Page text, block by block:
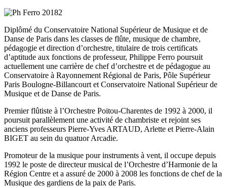
Diplômé du Conservatoire National Supérieur de Musique et de
Danse de Paris dans les classes de flûte, musique de chambre,
pédagogie et direction d’orchestre, titulaire de trois certificats
d’aptitude aux fonctions de professeur, Philippe Ferro poursuit
actuellement une carrière de chef d’orchestre et de pédagogue au
Conservatoire à Rayonnement Régional de Paris, Pôle Supérieur
Paris Boulogne-Billancourt et Conservatoire National Supérieur de
Musique et de Danse de Paris.
Premier flûtiste à l’Orchestre Poitou-Charentes de 1992 à 2000, il
poursuit parallèlement une activité de chambriste et rejoint ses
anciens professeurs Pierre-Yves ARTAUD, Arlette et Pierre-Alain
BIGET au sein du quatuor Arcadie.
Promoteur de la musique pour instruments à vent, il occupe depuis
1992 le poste de directeur musical de l’Orchestre d’Harmonie de la
Région Centre et a assuré de 2000 à 2008 les fonctions de chef de la
Musique des gardiens de la paix de Paris.